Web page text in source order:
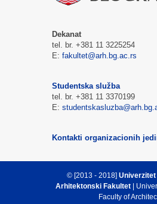
Dekanat
tel. br. +381 11 3225254
E: fakultet@arh.bg.ac.rs
Studentska služba
tel. br. +381 11 3370199
E:
Kontakti organizacionih
© [2013 - 2018] Univerzitet
Arhitektonski Fakultet |
Faculty of